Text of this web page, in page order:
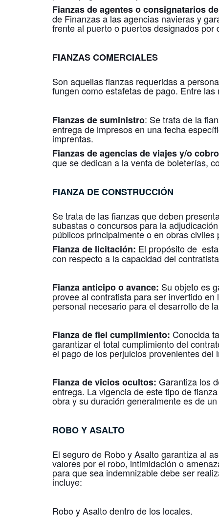
Fianzas de agentes o consignatarios
de Finanzas a las agencias navieras y
frente al puerto o puertos designados por
FIANZAS COMERCIALES
Son aquellas fianzas requeridas a
fungen como estafetas de pago. Entre
Fianzas de suministro: Se trata de la
entrega de impresos en una fecha
imprentas.
Fianzas de agencias de viajes y/o
que se dedican a la venta de boleterías,
FIANZA DE CONSTRUCCIÓN
Se trata de las fianzas que deben
subastas o concursos para la
públicos principalmente o en obras
Fianza de licitación: El propósito de
con respecto a la capacidad del
Fianza anticipo o avance: Su objeto es
provee al contratista para ser invertido
personal necesario para el desarrollo de
Fianza de fiel cumplimiento: Conocida
garantizar el total cumplimiento del
el pago de los perjuicios provenientes del
Fianza de vicios ocultos: Garantiza los
entrega. La vigencia de este tipo de
obra y su duración generalmente es de
ROBO Y ASALTO
El seguro de Robo y Asalto garantiza al
valores por el robo, intimidación o
para que sea indemnizable debe ser
incluye:
Robo y Asalto dentro de los locales.